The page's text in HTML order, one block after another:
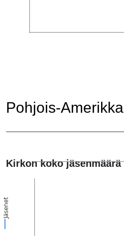
Pohjois-Amerikka
Kirkon koko jäsenmäärä
Jäsenet